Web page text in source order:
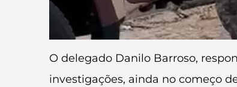
O delegado Danilo Barroso,
investigações, ainda no começo